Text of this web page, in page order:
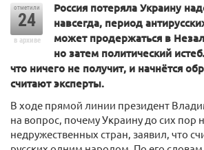
отметили
24
в архиве
Россия потеряла Украину
навсегда, период
может продержаться в
но затем политический
что ничего не получит, и начнётся
считают эксперты.
В ходе прямой линии президент
на вопрос, почему Украину до сих пор
недружественных стран, заявил, что